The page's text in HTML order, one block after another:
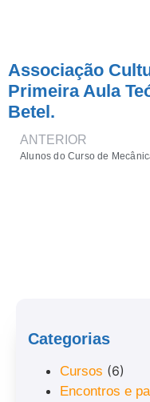
Associação
Primeira Aula
Betel.
ANTERIOR
Categorias
Cursos (6)
Encontros e